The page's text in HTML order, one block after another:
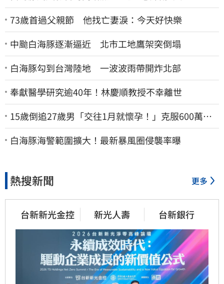
73歲首過父親節 他找亡妻淚：今天好快樂
中颱白海豚逐漸逼近 北市工地鷹架突倒塌
白海豚勾到台灣陸地 一波波雨帶開炸北部
奉獻醫學研究逾40年！林慶順教授不幸離世
15歲倒追27歲男「交往1月就懷孕！」克服600萬債
務 36歲美魔女當阿嬤了
白海豚海警範圍擴大！最新暴風圈侵襲率曝
熱搜新聞 更多
台新新光金控 新光人壽 台新銀行